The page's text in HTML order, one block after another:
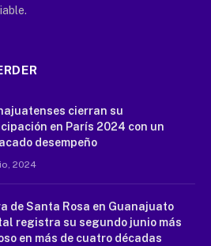
cierran su
en París 2024 con un
desempeño
2024
de Santa Rosa en Guanajuato
registra su segundo junio más
en más de cuatro décadas